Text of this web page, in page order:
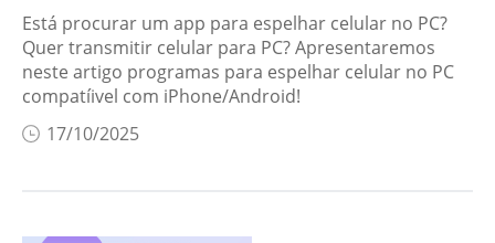
Está procurar um app para espelhar celular no PC?
Quer transmitir celular para PC? Apresentaremos
neste artigo programas para espelhar celular no PC
compatíivel com iPhone/Android!
17/10/2025